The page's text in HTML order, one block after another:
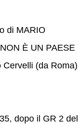
di MARIO
È UN PAESE
Cervelli (da
dopo il GR 2